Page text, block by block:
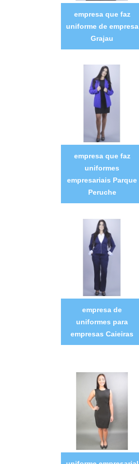
empresa que faz
uniforme de empresa
Grajau
empresa que faz
uniformes
empresariais Parque
Peruche
empresa de
uniformes para
empresas Caieiras